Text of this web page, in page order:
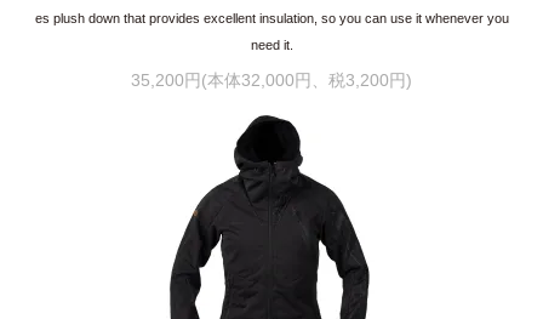
es plush down that provides excellent insulation, so you can use it whenever you
need it.
35,200円(本体32,000円、税3,200円)